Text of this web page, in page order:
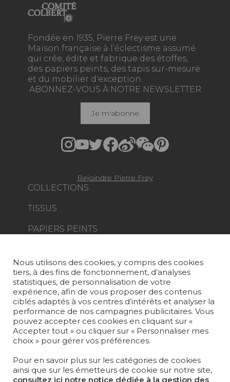
Fondée en 1935, Pierre Frey est une
Maison française à l’éclectisme assumé
qui crée, édite et fabrique des étoffes,
des papiers peints, des tapis sur-mesure
et du mobilier d'exception.
COLLECTIONS
TISSUS
PAPIERS PEINTS
MOBILIER
PROJETS
SUR-MESURE
MAGAZINE
LA MAISON
OÙ NOUS TROUVER ?
ABONNEZ-VOUS À NOTRE NEWSLETTER
Je m'abonne
Rejoindre Pierre Frey
Nous utilisons des cookies, y compris des cookies
tiers, à des fins de fonctionnement, d’analyses
statistiques, de personnalisation de votre
expérience, afin de vous proposer des contenus
ciblés adaptés à vos centres d’intérêts et analyser la
performance de nos campagnes publicitaires. Vous
pouvez accepter ces cookies en cliquant sur «
Accepter tout » ou cliquer sur « Personnaliser mes
choix » pour gérer vos préférences.
Pour en savoir plus sur les catégories de cookies
ainsi que sur les émetteurs de cookie sur notre site,
consultez ici notre notice dédiée à la gestion des